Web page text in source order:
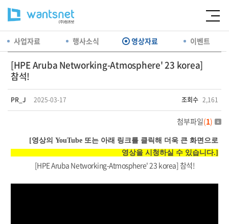
사업자료 행사소식 영상자료 이벤트
[HPE Aruba Networking-Atmosphere' 23 korea]
참석!
PR_J 2025-03-17 조회수 2,161
첨부파일(1)
[영상의 YouTube 또는 아래 링크를 클릭해 더욱 큰 화면으로
영상을 시청하실 수 있습니다.]
[HPE Aruba Networking-Atmosphere' 23 korea] 참석!